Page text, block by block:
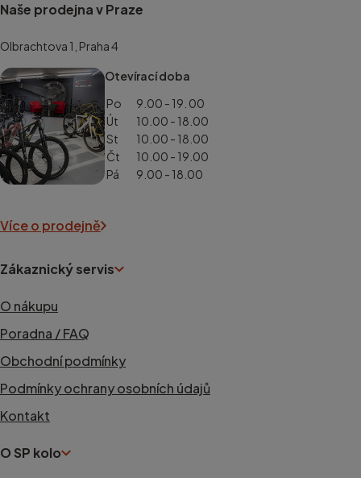
Naše prodejna v Praze
Olbrachtova 1, Praha 4
Otevírací doba
Po
9.00 - 19. 00
Út
10.00 - 18.00
St
10.00 - 18.00
Čt
10.00 - 19.00
Pá
9.00 - 18.00
Více o prodejně
Zákaznický servis
O nákupu
Poradna / FAQ
Obchodní podmínky
Podmínky ochrany osobních údajů
Kontakt
O SP kolo